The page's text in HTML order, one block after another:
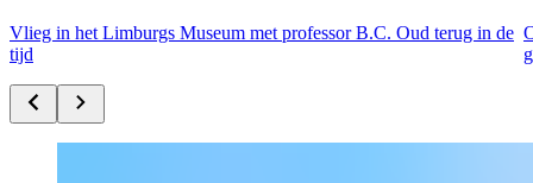
Vlieg in het Limburgs Museum met professor B.C. Oud terug in de
tijd